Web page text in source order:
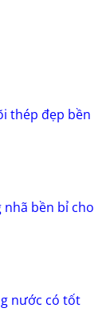
thép đẹp bền
bền bỉ cho
nước có tốt